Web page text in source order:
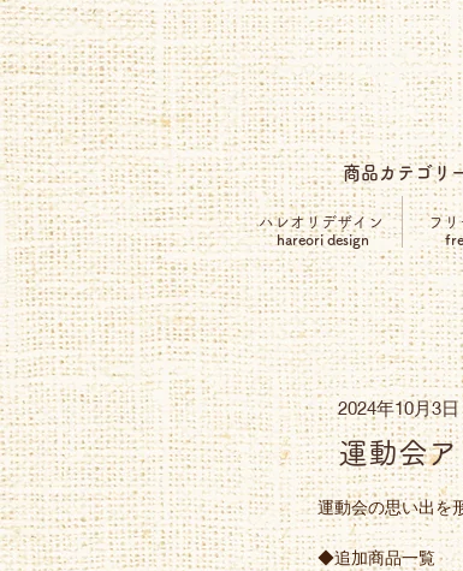
商品カテゴリ
ハレオリデザイン フリ
hareori design
2024年10月3日
運動会
運動会の思い出を
◆追加商品一覧